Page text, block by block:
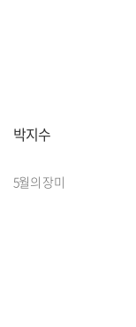
박지수
5월의 장미